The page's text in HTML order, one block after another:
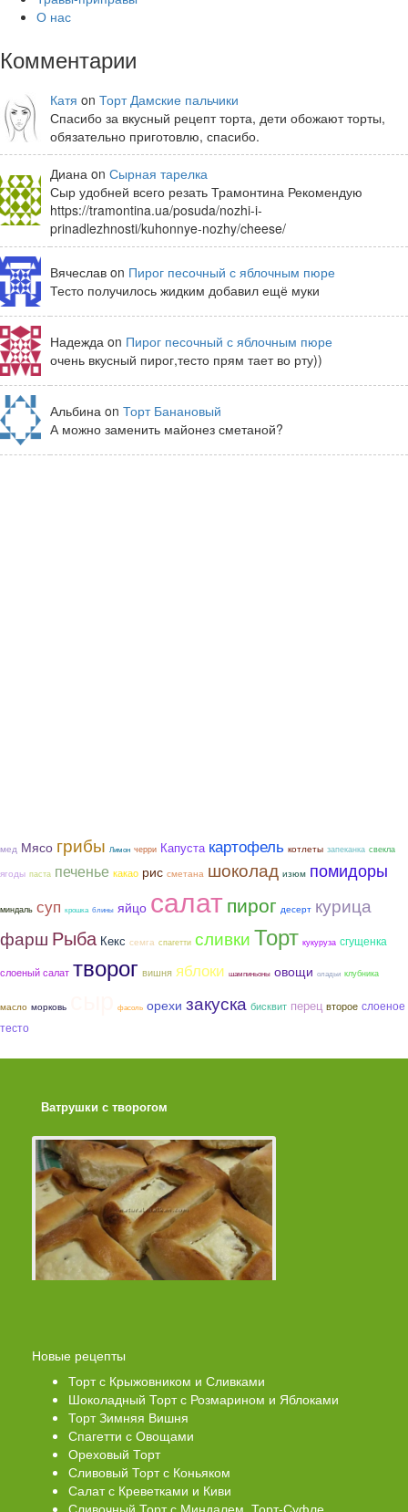
О нас
Комментарии
Катя on Торт Дамские пальчики
Спасибо за вкусный рецепт торта, дети обожают торты,
обязательно приготовлю, спасибо.
Диана on Сырная тарелка
Сыр удобней всего резать Трамонтина Рекомендую
https://tramontina.ua/posuda/nozhi-i-
prinadlezhnosti/kuhonnye-nozhy/cheese/
Вячеслав on Пирог песочный с яблочным пюре
Тесто получилось жидким добавил ещё муки
Надежда on Пирог песочный с яблочным пюре
очень вкусный пирог,тесто прям тает во рту))
Альбина on Торт Банановый
А можно заменить майонез сметаной?
мед Мясо грибы Лимон черри Капуста картофель котлеты запеканка свекла
ягоды паста печенье какао рис сметана шоколад изюм помидоры
миндаль суп крошка блины яйцо салатпирог десерт курица
фарш Рыба Кекс семга спагетти сливкиТорт кукуруза сгущенка
слоеный салат творог вишня яблоки шампиньоны овощи оладьи клубника
масло морковь фасоль орехи закуска бисквит перец второе слоеное
тесто
Ватрушки с творогом
Новые рецепты
Торт с Крыжовником и Сливками
Шоколадный Торт с Розмарином и Яблоками
Торт Зимняя Вишня
Спагетти с Овощами
Ореховый Торт
Сливовый Торт с Коньяком
Салат с Креветками и Киви